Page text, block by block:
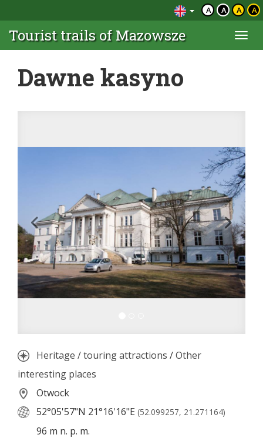
A A A A
Tourist trails of Mazowsze
Dawne kasyno
Heritage / touring attractions /Other
interesting places
Otwock
52°05'57"N 21°16'16"E (52.099257, 21.271164)
96 m n. p. m.